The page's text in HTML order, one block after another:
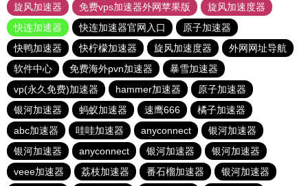
旋风加速器
免费vps加速器外网苹果版
旋风加速度器
快连加速器
快连加速器官网入口
原子加速器
快鸭加速器
快柠檬加速器 旋风加速度器
外网网址导航
软件中心
免费海外pvn加速器
暴雪加速器
vp(永久免费)加速器
hammer加速器
原子加速器
银河加速器
蚂蚁加速器 速鹰666
橘子加速器
abc加速器
哇哇加速器 anyconnect
银河加速器
银河加速器
anyconnect 银河加速器
银河加速器
veee加速器
荔枝加速器 番石榴加速器
银河加速器